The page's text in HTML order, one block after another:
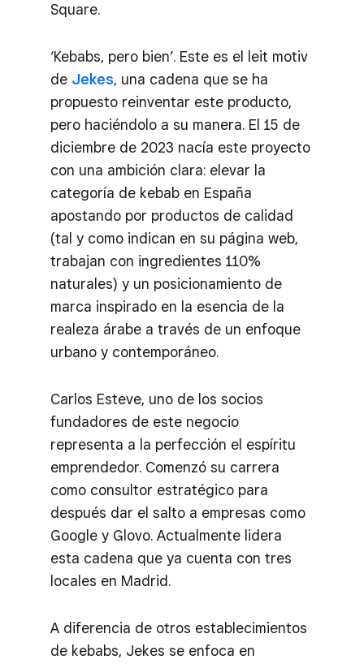
Square.
‘Kebabs, pero bien’. Este es el leit motiv
de Jekes, una cadena que se ha
propuesto reinventar este producto,
pero haciéndolo a su manera. El 15 de
diciembre de 2023 nacía este proyecto
con una ambición clara: elevar la
categoría de kebab en España
apostando por productos de calidad
(tal y como indican en su página web,
trabajan con ingredientes 110%
naturales) y un posicionamiento de
marca inspirado en la esencia de la
realeza árabe a través de un enfoque
urbano y contemporáneo.
Carlos Esteve, uno de los socios
fundadores de este negocio
representa a la perfección el espíritu
emprendedor. Comenzó su carrera
como consultor estratégico para
después dar el salto a empresas como
Google y Glovo. Actualmente lidera
esta cadena que ya cuenta con tres
locales en Madrid.
A diferencia de otros establecimientos
de kebabs, Jekes se enfoca en